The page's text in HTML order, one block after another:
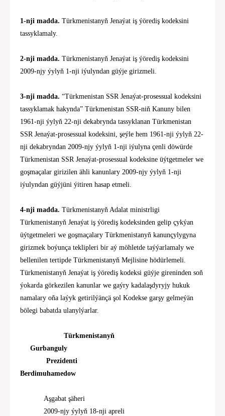
1-nji madda. Türkmenistanyň Jenaýat iş ýörediş kodeksini
tassyklamaly.
2-nji madda. Türkmenistanyň Jenaýat iş ýörediş kodeksini
2009-njy ýylyň 1-nji iýulyndan güýje girizmeli.
3-nji madda. “Türkmenistan SSR Jenaýat-prosessual kodeksini
tassyklamak hakynda” Türkmenistan SSR-niň Kanuny bilen
1961-nji ýylyň 22-nji dekabrynda tassyklanan Türkmenistan
SSR Jenaýat-prosessual kodeksini, şeýle hem 1961-nji ýylyň 22-
nji dekabryndan 2009-njy ýylyň 1-nji iýulyna çenli döwürde
Türkmenistan SSR Jenaýat-prosessual kodeksine üýtgetmeler we
goşmaçalar girizilen ähli kanunlary 2009-njy ýylyň 1-nji
iýulyndan güýjüni ýitiren hasap etmeli.
4-nji madda. Türkmenistanyň Adalat ministrligi
Türkmenistanyň Jenaýat iş ýörediş kodeksinden gelip çykýan
üýtgetmeleri we goşmaçalary Türkmenistanyň kanunçylygyna
girizmek boýunça teklipleri bir aý möhletde taýýarlamaly we
bellenilen tertipde Türkmenistanyň Mejlisine hödürlemeli.
Türkmenistanyň Jenaýat iş ýörediş kodeksi güýje gireninden soň
ýokarda görkezilen kanunlar we gaýry kadalaşdyryjy hukuk
namalary oňa laýyk getirilýänçä şol Kodekse garşy gelmeýän
bölegi babatda ulanylýarlar.
Türkmenistanyň
Gurbanguly
Prezidenti
Berdimuhamedow
Aşgabat şäheri
2009-njy ýylyň 18-nji apreli